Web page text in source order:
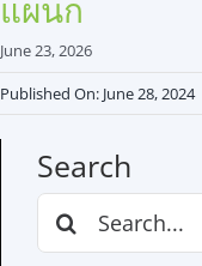
แผนก
June 23, 2026
Published On: June 28, 2024
Search
Search
for: